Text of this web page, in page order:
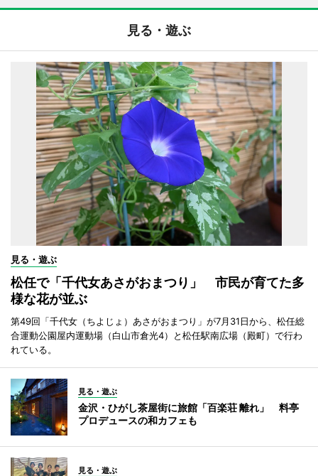
見る・遊ぶ
見る・遊ぶ
松任で「千代女あさがおまつり」 市民が育てた多
様な花が並ぶ
第49回「千代女（ちよじょ）あさがおまつり」が7月31日から、松任総
合運動公園屋内運動場（白山市倉光4）と松任駅南広場（殿町）で行わ
れている。
見る・遊ぶ
金沢・ひがし茶屋街に旅館「百楽荘 離れ」 料亭
プロデュースの和カフェも
見る・遊ぶ